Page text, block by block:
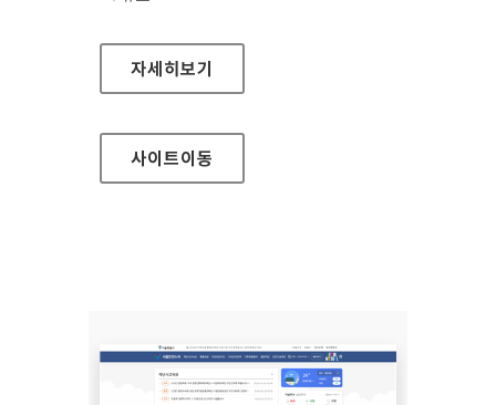
(사)한국장애인단체총연합회 한국정보접근성인
자세히보기
사이트이동